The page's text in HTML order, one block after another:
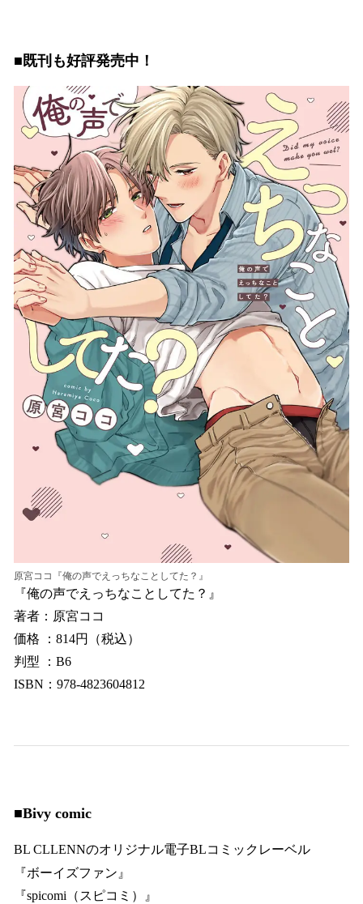
■既刊も好評発売中！
原宮ココ『俺の声でえっちなことしてた？』
『俺の声でえっちなことしてた？』
著者：原宮ココ
価格 ：814円（税込）
判型 ：B6
ISBN：978-4823604812
■Bivy comic
BL CLLENNのオリジナル電子BLコミックレーベル
『ボーイズファン』
『spicomi（スピコミ）』